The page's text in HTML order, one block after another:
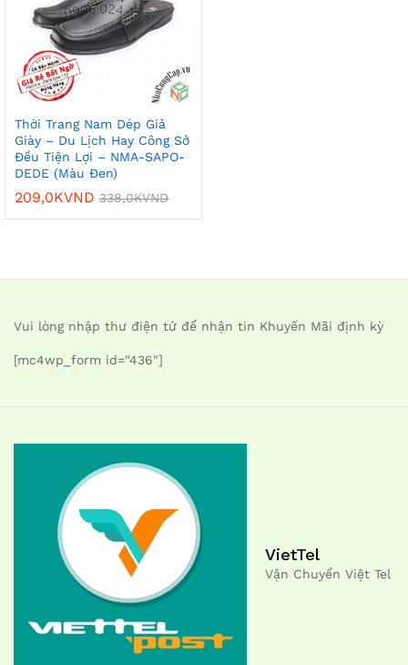
Thời Trang Nam Dép Giả
Giày – Du Lịch Hay Công Sở
Đều Tiện Lợi – NMA-SAPO-
DEDE (Màu Đen)
209,0KVND 338,0KVND
Vui lòng nhập thư điện tử để nhận tin Khuyến Mãi định kỳ
[mc4wp_form id="436"]
VietTel
Vận Chuyển Việt Tel